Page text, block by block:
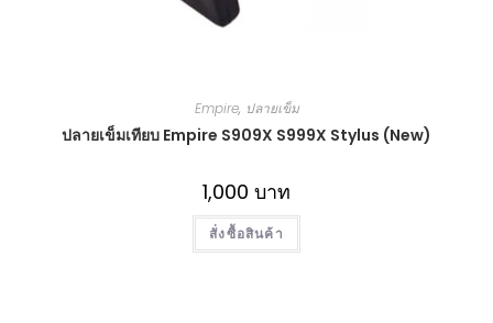
Empire, ปลายเข็ม
ปลายเข็มเทียบ Empire S909X S999X Stylus (New)
1,000 บาท
สั่งซื้อสินค้า